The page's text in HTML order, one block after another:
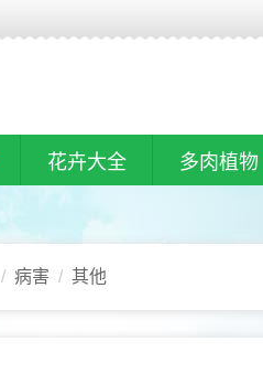
花卉大全 多肉植物
病害 其他